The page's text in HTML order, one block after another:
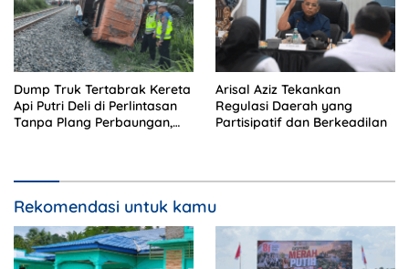
Dump Truk Tertabrak Kereta
Api Putri Deli di Perlintasan
Tanpa Plang Perbaungan,
Arisal Aziz Tekankan
Regulasi Daerah yang
Partisipatif dan Berkeadilan
Rekomendasi untuk kamu